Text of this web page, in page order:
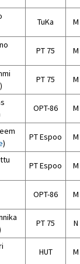
TuKa M
PT 75 M
)
PT 75 M
OPT-86 M
)
PT Espoo M
PT Espoo M
OPT-86 M
PT 75 N
HUT M